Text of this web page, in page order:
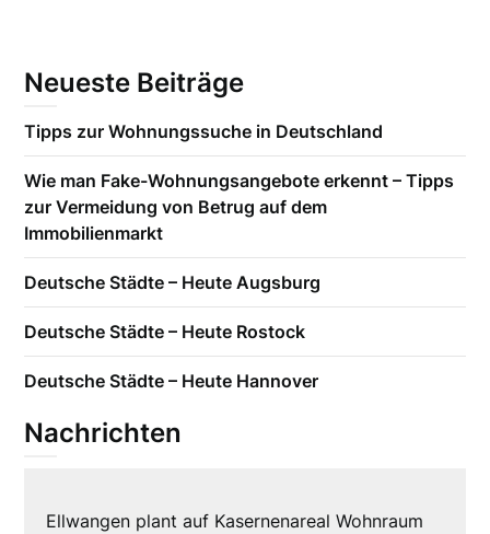
Neueste Beiträge
Tipps zur Wohnungssuche in Deutschland
Wie man Fake-Wohnungsangebote erkennt – Tipps
zur Vermeidung von Betrug auf dem
Immobilienmarkt
Deutsche Städte – Heute Augsburg
Deutsche Städte – Heute Rostock
Deutsche Städte – Heute Hannover
Nachrichten
Ellwangen plant auf Kasernenareal Wohnraum